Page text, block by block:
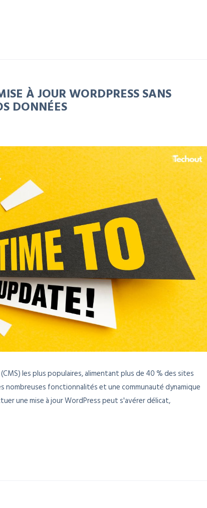
À JOUR WORDPRESS SANS
DONNÉES
les plus populaires, alimentant plus de 40 % des sites
nombreuses fonctionnalités et une communauté dynamique
une mise à jour WordPress peut s'avérer délicat,